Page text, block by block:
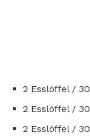
2 Esslöffel /
2 Esslöffel /
2 Esslöffel /